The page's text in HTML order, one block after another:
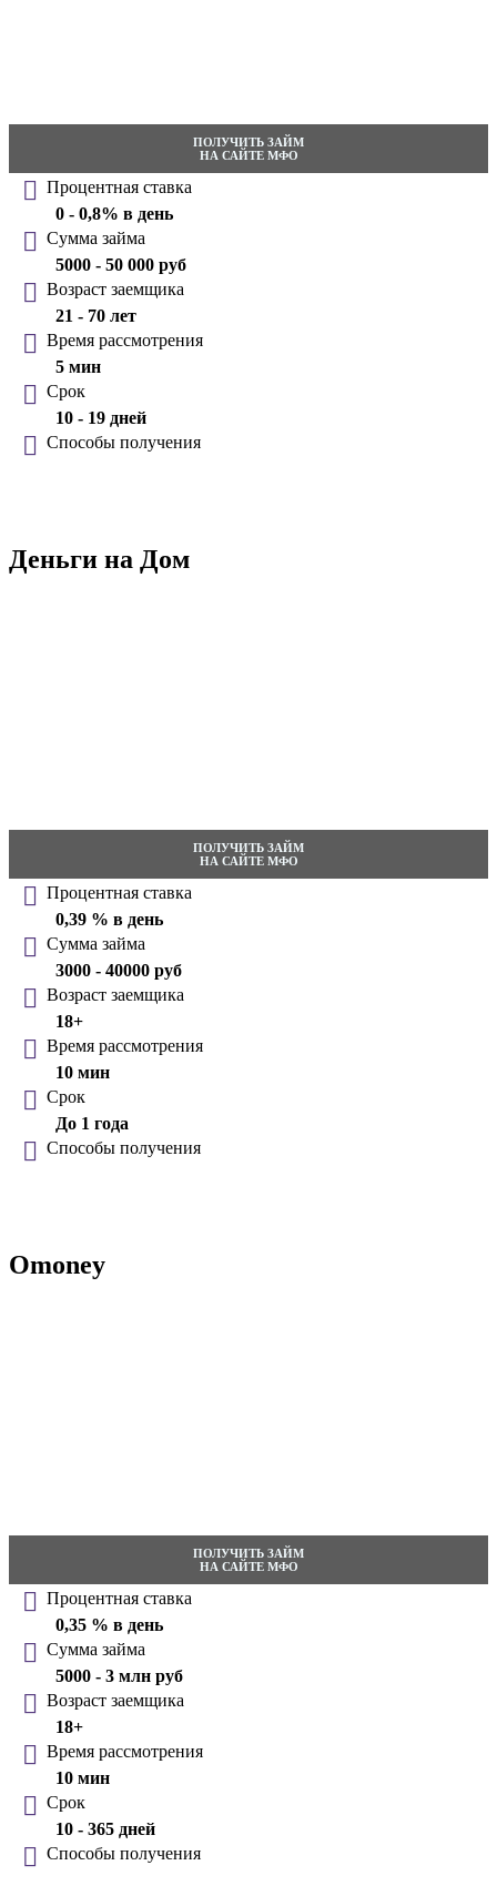
ПОЛУЧИТЬ ЗАЙМ
НА САЙТЕ МФО
Процентная ставка
0 - 0,8% в день
Сумма займа
5000 - 50 000 руб
Возраст заемщика
21 - 70 лет
Время рассмотрения
5 мин
Срок
10 - 19 дней
Способы получения
Деньги на Дом
ПОЛУЧИТЬ ЗАЙМ
НА САЙТЕ МФО
Процентная ставка
0,39 % в день
Сумма займа
3000 - 40000 руб
Возраст заемщика
18+
Время рассмотрения
10 мин
Срок
До 1 года
Способы получения
Omoney
ПОЛУЧИТЬ ЗАЙМ
НА САЙТЕ МФО
Процентная ставка
0,35 % в день
Сумма займа
5000 - 3 млн руб
Возраст заемщика
18+
Время рассмотрения
10 мин
Срок
10 - 365 дней
Способы получения